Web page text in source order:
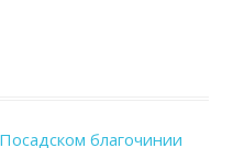
благочинии